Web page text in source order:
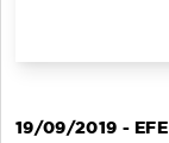
19/09/2019 - EFE